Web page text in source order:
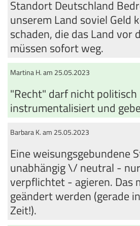
Standort Deutschland
unserem Land soviel Geld
schaden, die das Land vor
müssen sofort weg.
Martina H. am 25.05.2023
"Recht" darf nicht politisch
instrumentalisiert und
Barbara K. am 25.05.2023
Eine weisungsgebundene
unabhängig \/ neutral -
verpflichtet - agieren. Das
geändert werden (gerade
Zeit!).